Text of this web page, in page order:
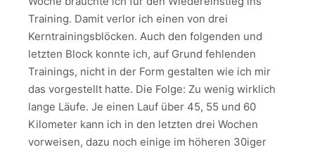
Training. Damit verlor ich einen von drei
Kerntrainingsblöcken. Auch den folgenden und
letzten Block konnte ich, auf Grund fehlenden
Trainings, nicht in der Form gestalten wie ich mir
das vorgestellt hatte. Die Folge: Zu wenig wirklich
lange Läufe. Je einen Lauf über 45, 55 und 60
Kilometer kann ich in den letzten drei Wochen
vorweisen, dazu noch einige im höheren 30iger